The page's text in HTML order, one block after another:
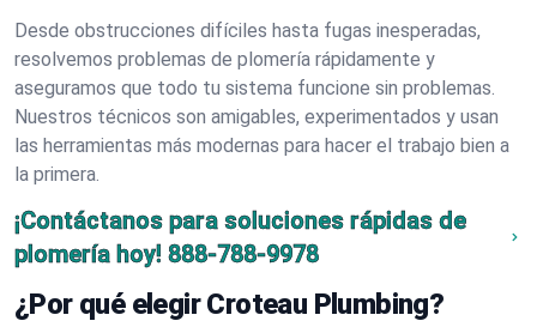
Desde obstrucciones difíciles hasta fugas inesperadas,
resolvemos problemas de plomería rápidamente y
aseguramos que todo tu sistema funcione sin problemas.
Nuestros técnicos son amigables, experimentados y usan
las herramientas más modernas para hacer el trabajo bien a
la primera.
¡Contáctanos para soluciones rápidas de
plomería hoy! 888-788-9978
¿Por qué elegir Croteau Plumbing?